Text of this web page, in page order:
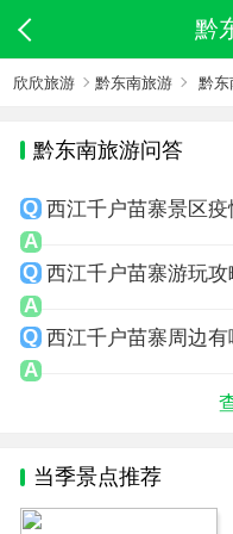
黔
欣欣旅游 黔东南旅游 黔东
黔东南旅游问答
西江千户苗寨景区
西江千户苗寨游玩
西江千户苗寨周边有
当季景点推荐